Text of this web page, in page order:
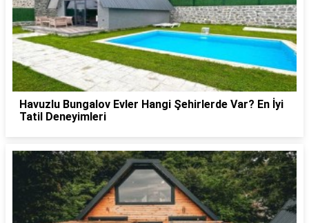
Havuzlu Bungalov Evler Hangi Şehirlerde Var? En İyi
Tatil Deneyimleri